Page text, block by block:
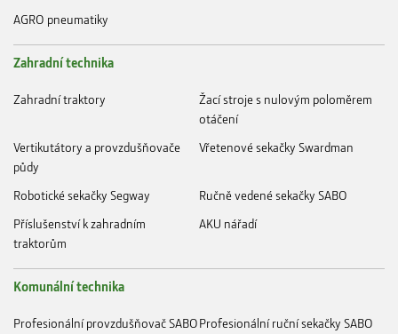
AGRO pneumatiky
Zahradní technika
Zahradní traktory
Žací stroje s nulovým poloměrem
otáčení
Vertikutátory a provzdušňovače
půdy
Vřetenové sekačky Swardman
Robotické sekačky Segway
Ručně vedené sekačky SABO
Příslušenství k zahradním
traktorům
AKU nářadí
Komunální technika
Profesionální provzdušňovač SABOProfesionální ruční sekačky SABO